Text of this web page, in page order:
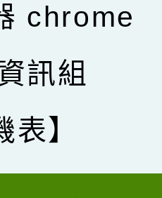
chrome
訊組
表】